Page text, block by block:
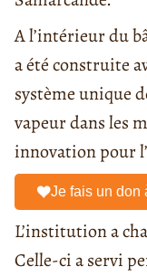
A l’intérieur du
a été construite
système unique
vapeur dans les
innovation pour
Je fais un don
L’institution a
Celle-ci a servi